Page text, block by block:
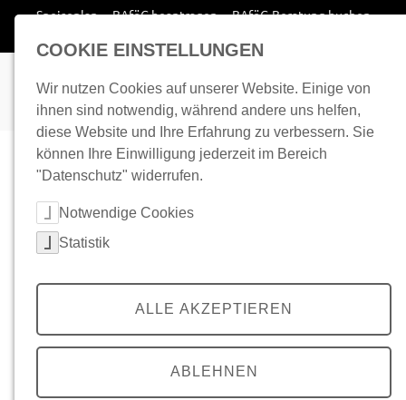
Zum Inhalt springen
Speiseplan BAföG beantragen
BAföG-Beratung buchen
COOKIE EINSTELLUNGEN
Wir nutzen Cookies auf unserer Website. Einige von
ihnen sind notwendig, während andere uns helfen,
diese Website und Ihre Erfahrung zu verbessern. Sie
können Ihre Einwilligung jederzeit im Bereich
"Datenschutz" widerrufen.
Cookie-Kategorien auswählen
Notwendige Cookies
Statistik
ALLE AKZEPTIEREN
ABLEHNEN